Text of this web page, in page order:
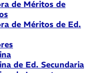
de Méritos de
de Méritos de Ed.
de Ed. Secundaria